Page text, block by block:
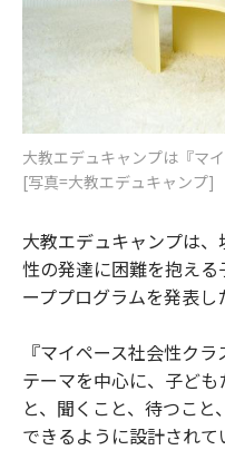
大教エデュキャンプは『マ
[写真=大教エデュキャンプ]
大教エデュキャンプは
性の発達に困難を抱え
ーププログラムを発表し
『マイペース社会性ク
テーマを中心に、子ど
と、聞くこと、待つこ
できるように設計されて